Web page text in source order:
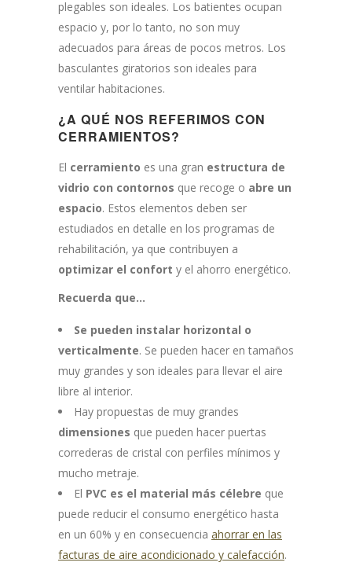
plegables son ideales. Los batientes ocupan
espacio y, por lo tanto, no son muy
adecuados para áreas de pocos metros. Los
basculantes giratorios son ideales para
ventilar habitaciones.
¿A QUÉ NOS REFERIMOS CON
CERRAMIENTOS?
El cerramiento es una gran estructura de
vidrio con contornos que recoge o abre un
espacio. Estos elementos deben ser
estudiados en detalle en los programas de
rehabilitación, ya que contribuyen a
optimizar el confort y el ahorro energético.
Recuerda que…
Se pueden instalar horizontal o
verticalmente. Se pueden hacer en tamaños
muy grandes y son ideales para llevar el aire
libre al interior.
Hay propuestas de muy grandes
dimensiones que pueden hacer puertas
correderas de cristal con perfiles mínimos y
mucho metraje.
El PVC es el material más célebre que
puede reducir el consumo energético hasta
en un 60% y en consecuencia ahorrar en las
facturas de aire acondicionado y calefacción.